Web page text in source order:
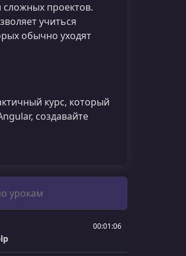
проектов.
учиться
обычно уходят
курс, который
создавайте
00:01:06